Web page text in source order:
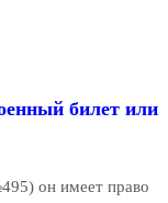
билет или
он имеет право